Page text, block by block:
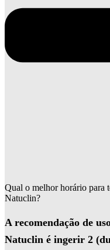
Qual o melhor horário para
Natuclin?
A recomendação de
Natuclin é ingerir 2